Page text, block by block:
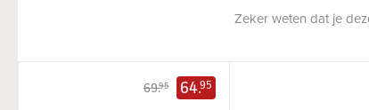
Zeker weten dat je
69.95 64.95